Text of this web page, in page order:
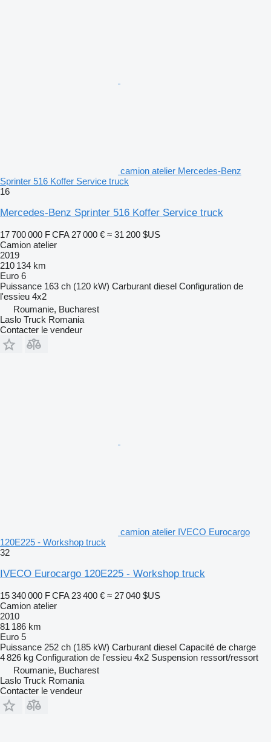
camion atelier Mercedes-Benz
Sprinter 516 Koffer Service truck
16
Mercedes-Benz Sprinter 516 Koffer Service truck
17 700 000 F CFA 27 000 € ≈ 31 200 $US
Camion atelier
2019
210 134 km
Euro 6
Puissance 163 ch (120 kW) Carburant diesel Configuration de
l'essieu 4x2
Roumanie, Bucharest
Laslo Truck Romania
Contacter le vendeur
camion atelier IVECO Eurocargo
120E225 - Workshop truck
32
IVECO Eurocargo 120E225 - Workshop truck
15 340 000 F CFA 23 400 € ≈ 27 040 $US
Camion atelier
2010
81 186 km
Euro 5
Puissance 252 ch (185 kW) Carburant diesel Capacité de charge
4 826 kg Configuration de l'essieu 4x2 Suspension ressort/ressort
Roumanie, Bucharest
Laslo Truck Romania
Contacter le vendeur